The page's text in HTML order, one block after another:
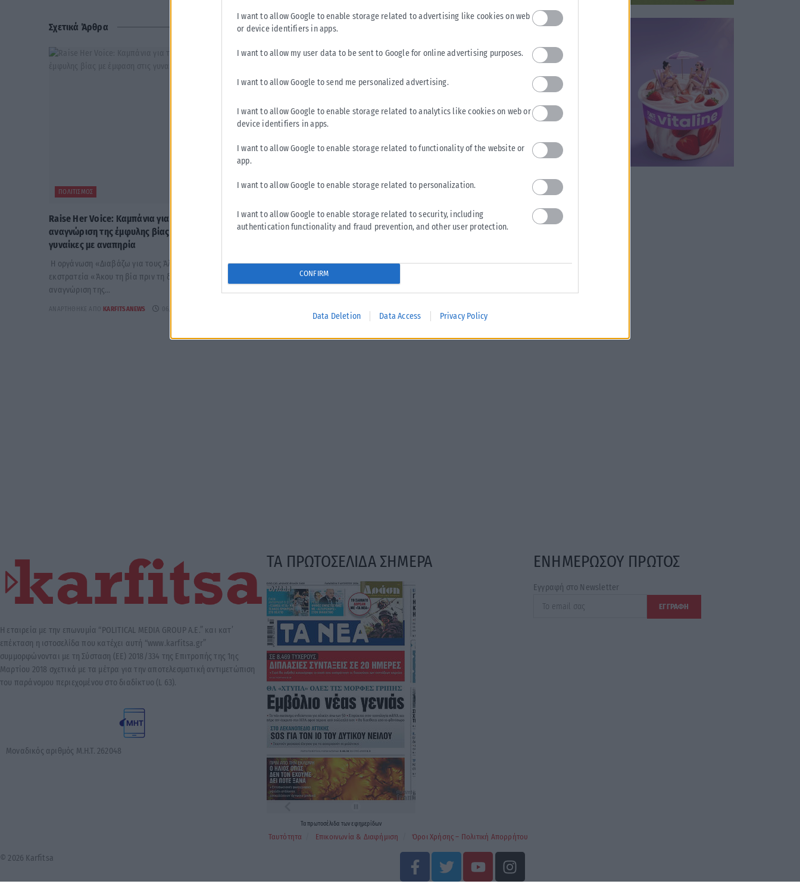
I want to allow Google to enable storage related to advertising like cookies on web
or device identifiers in apps.
I want to allow my user data to be sent to Google for online advertising purposes.
I want to allow Google to send me personalized advertising.
I want to allow Google to enable storage related to analytics like cookies on web or
device identifiers in apps.
I want to allow Google to enable storage related to functionality of the website or
app.
I want to allow Google to enable storage related to personalization.
I want to allow Google to enable storage related to security, including
authentication functionality and fraud prevention, and other user protection.
CONFIRM
Data Deletion Data Access Privacy Policy
Σχετικά Άρθρα
ΠΟΛΙΤΙΣΜΌΣ
Raise Her Voice: Καμπάνια για την έγκαιρη
αναγνώριση της έμφυλης βίας με έμφαση στις
γυναίκες με αναπηρία
Η οργάνωση «Διαβάζω για τους Άλλους» ξεκίνησε την
εκστρατεία «Άκου τη βία πριν τη δεις» για την έγκαιρη
αναγνώριση της...
ΑΝΑΡΤΉΘΗΚΕ ΑΠΌ KARFITSANEWS 06/08/2026
ΠΟΛΙΤΙΣΜΌΣ
Οι υποψήφιοι για το Παγκόσμιο Σάουντρακ της
Χρονιάς
Γκουντναντότιρ διεκδικούν το βραβείο Συνθέτης της Χρονιάς
στα 26α Παγκόσμια Βραβεία Σάουντρακ Κινηματογράφου....
ΑΝΑΡΤΉΘΗΚΕ ΑΠΌ KARFITSANEWS 06/08/2026
Η εταιρεία με την επωνυμία “POLITICAL MEDIA GROUP A.E.” και κατ’
επέκταση η ιστοσελίδα που κατέχει αυτή “www.karfitsa.gr”
συμμορφώνονται με τη Σύσταση (ΕΕ) 2018/334 της Επιτροπής της 1ης
Μαρτίου 2018 σχετικά με τα μέτρα για την αποτελεσματική αντιμετώπιση
του παράνομου περιεχομένου στο διαδίκτυο (L 63).
Μοναδικός αριθμός Μ.Η.Τ. 262048
ΤΑ ΠΡΩΤΟΣΕΛΙΔΑ ΣΗΜΕΡΑ
Ταπρωτοσέλιδα τωνεφημερίδων
ΕΝΗΜΕΡΩΣΟΥ ΠΡΩΤΟΣ
Εγγραφή στο Newsletter
Ταυτότητα Επικοινωνία & Διαφήμιση Όροι Χρήσης – Πολιτική Απορρήτου
© 2026 Karfitsa